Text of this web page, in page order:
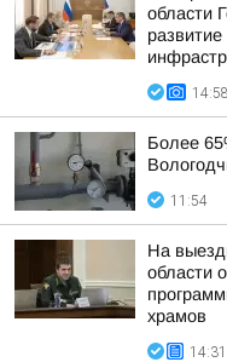
области
14:58
Более
11:54
На
области
храмов
14:31